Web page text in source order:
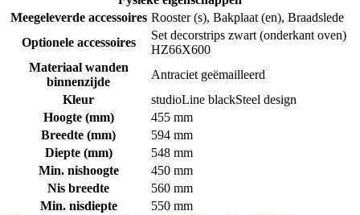
Meegeleverde accessoires Rooster (s), Bakplaat (en), Braadslede
Optionele accessoires
Set decorstrips zwart (onderkant oven)
HZ66X600
Materiaal wanden
binnenzijde
Antraciet geëmailleerd
Kleur
studioLine blackSteel design
Hoogte (mm)
455 mm
Breedte (mm)
594 mm
Diepte (mm)
548 mm
Min. nishoogte
450 mm
Nis breedte
560 mm
Min. nisdiepte
550 mm